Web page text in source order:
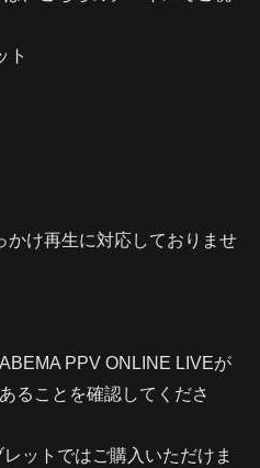
ト
かけ再生に対応しておりませ
PPV ONLINE LIVEが
ることを確認してくださ
ットではご購入いただけま